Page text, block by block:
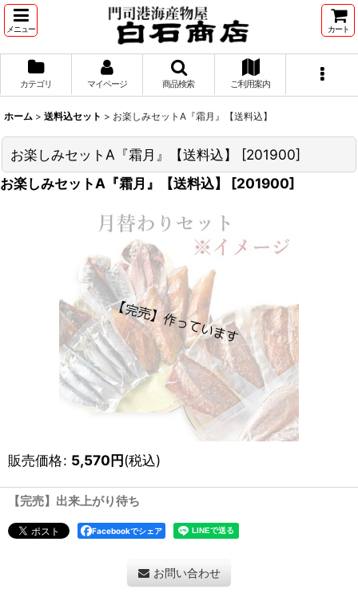
メニュー カート
カテゴリ マイページ 商品検索 ご利用案内
ホーム > 送料込セット > お楽しみセットA『霜月』【送料込】
お楽しみセットA『霜月』【送料込】 [201900]
お楽しみセットA『霜月』【送料込】
[201900]
販売価格: 5,570円(税込)
【完売】出来上がり待ち
Facebookでシェア
お問い合わせ